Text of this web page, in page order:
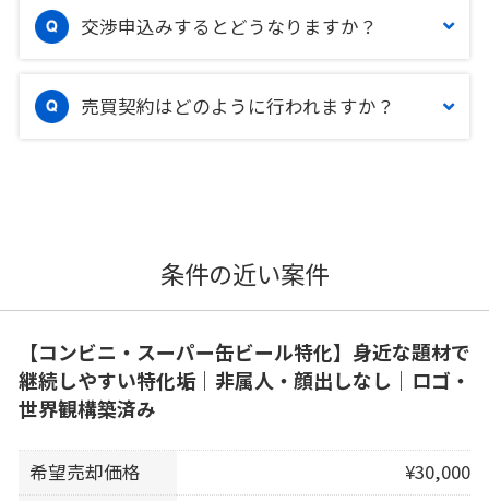
交渉申込みするとどうなりますか？
売買契約はどのように行われますか？
条件の近い案件
【コンビニ・スーパー缶ビール特化】身近な題材で
継続しやすい特化垢｜非属人・顔出しなし｜ロゴ・
世界観構築済み
希望売却価格
¥30,000